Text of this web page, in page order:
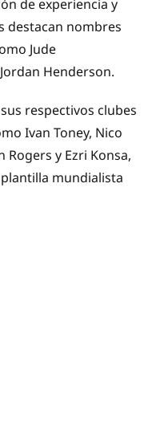
de experiencia y
destacan nombres
Jude
Henderson.
respectivos clubes
Ivan Toney, Nico
Rogers y Ezri Konsa,
mundialista